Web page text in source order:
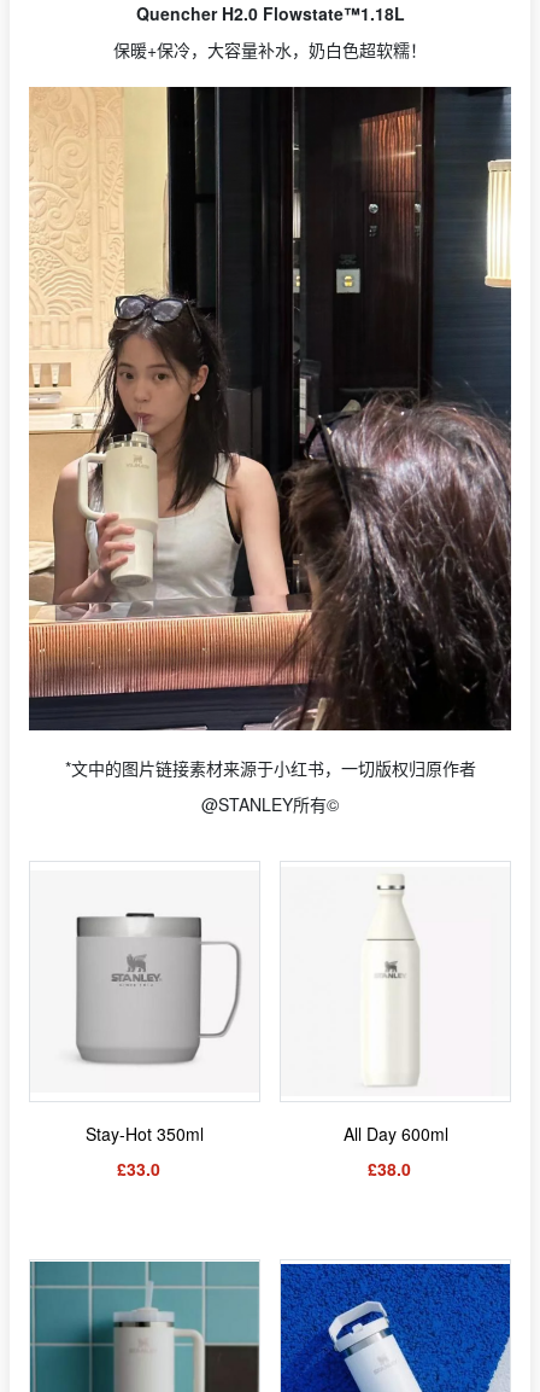
Quencher H2.0 Flowstate™1.18L
保暖+保冷，大容量补水，奶白色超软糯！
*文中的图片链接素材来源于小红书，一切版权归原作者
@STANLEY所有©
Stay-Hot 350ml
£33.0
All Day 600ml
£38.0